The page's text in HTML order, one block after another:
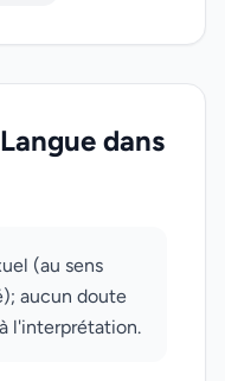
dans
(au sens
aucun doute
l'interprétation.